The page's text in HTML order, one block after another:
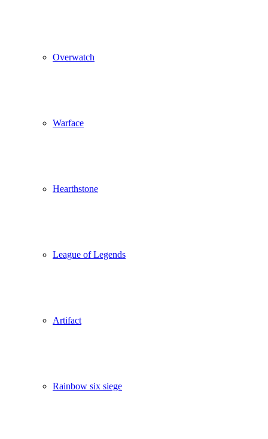
Overwatch
Warface
Hearthstone
League of Legends
Artifact
Rainbow six siege